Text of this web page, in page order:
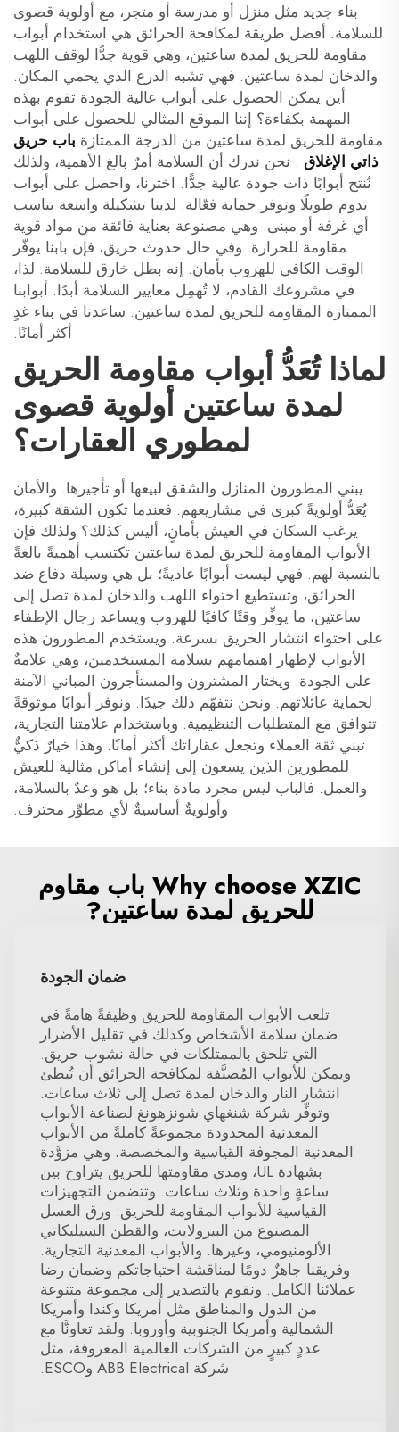
بناء جديد مثل منزل أو مدرسة أو متجر، مع أولوية قصوى
للسلامة. أفضل طريقة لمكافحة الحرائق هي استخدام أبواب
مقاومة للحريق لمدة ساعتين، وهي قوية جدًّا لوقف اللهب
والدخان لمدة ساعتين. فهي تشبه الدرع الذي يحمي المكان.
أين يمكن الحصول على أبواب عالية الجودة تقوم بهذه
المهمة بكفاءة؟ إننا الموقع المثالي للحصول على أبواب
مقاومة للحريق لمدة ساعتين من الدرجة الممتازة باب حريق
ذاتي الإغلاق . نحن ندرك أن السلامة أمرٌ بالغ الأهمية، ولذلك
نُنتج أبوابًا ذات جودة عالية جدًّا. اخترنا، واحصل على أبواب
تدوم طويلًا وتوفر حماية فعّالة. لدينا تشكيلة واسعة تناسب
أي غرفة أو مبنى. وهي مصنوعة بعناية فائقة من مواد قوية
مقاومة للحرارة. وفي حال حدوث حريق، فإن بابنا يوفّر
الوقت الكافي للهروب بأمان. إنه بطل خارق للسلامة. لذا،
في مشروعك القادم، لا تُهمِل معايير السلامة أبدًا. أبوابنا
الممتازة المقاومة للحريق لمدة ساعتين. ساعدنا في بناء غدٍ
أكثر أمانًا.
لماذا تُعَدُّ أبواب مقاومة الحريق
لمدة ساعتين أولوية قصوى
لمطوري العقارات؟
يبني المطورون المنازل والشقق لبيعها أو تأجيرها. والأمان
يُعَدُّ أولويةً كبرى في مشاريعهم. فعندما تكون الشقة كبيرة،
يرغب السكان في العيش بأمانٍ، أليس كذلك؟ ولذلك فإن
الأبواب المقاومة للحريق لمدة ساعتين تكتسب أهميةً بالغةً
بالنسبة لهم. فهي ليست أبوابًا عاديةً؛ بل هي وسيلة دفاع ضد
الحرائق، وتستطيع احتواء اللهب والدخان لمدة تصل إلى
ساعتين، ما يوفِّر وقتًا كافيًا للهروب ويساعد رجال الإطفاء
على احتواء انتشار الحريق بسرعة. ويستخدم المطورون هذه
الأبواب لإظهار اهتمامهم بسلامة المستخدمين، وهي علامةٌ
على الجودة. ويختار المشترون والمستأجرون المباني الآمنة
لحماية عائلاتهم. ونحن نتفهّم ذلك جيدًا. ونوفر أبوابًا موثوقةً
تتوافق مع المتطلبات التنظيمية. وباستخدام علامتنا التجارية،
تبني ثقة العملاء وتجعل عقاراتك أكثر أمانًا. وهذا خيارٌ ذكيٌّ
للمطورين الذين يسعون إلى إنشاء أماكن مثالية للعيش
والعمل. فالباب ليس مجرد مادة بناء؛ بل هو وعدٌ بالسلامة،
وأولويةٌ أساسيةٌ لأي مطوِّر محترف.
Why choose XZIC باب مقاوم
للحريق لمدة ساعتين?
ضمان الجودة
تلعب الأبواب المقاومة للحريق وظيفةً هامةً في
ضمان سلامة الأشخاص وكذلك في تقليل الأضرار
التي تلحق بالممتلكات في حالة نشوب حريق.
ويمكن للأبواب المُصنَّفة لمكافحة الحرائق أن تُبطئ
انتشار النار والدخان لمدة تصل إلى ثلاث ساعات.
وتوفِّر شركة شنغهاي شونزهونغ لصناعة الأبواب
المعدنية المحدودة مجموعةً كاملةً من الأبواب
المعدنية المجوفة القياسية والمخصصة، وهي مزوَّدة
بشهادة UL، ومدى مقاومتها للحريق يتراوح بين
ساعةٍ واحدة وثلاث ساعات. وتتضمن التجهيزات
القياسية للأبواب المقاومة للحريق: ورق العسل
المصنوع من البيرولايت، والقطن السيليكاتي
الألومنيومي، وغيرها. والأبواب المعدنية التجارية.
وفريقنا جاهزٌ دومًا لمناقشة احتياجاتكم وضمان رضا
عملائنا الكامل. ونقوم بالتصدير إلى مجموعة متنوعة
من الدول والمناطق مثل أمريكا وكندا وأمريكا
الشمالية وأمريكا الجنوبية وأوروبا. ولقد تعاونَّا مع
عددٍ كبيرٍ من الشركات العالمية المعروفة، مثل
شركة ABB Electrical وESCO.